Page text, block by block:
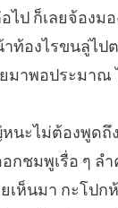
ไป ก็เลยจ้องม
ท้องไรขนลู่ไป
มาพอประมาณ
นะไม่ต้องพูดถึ
อกชมพูเรื่อ ๆ ล
เห็นมา กะโปก